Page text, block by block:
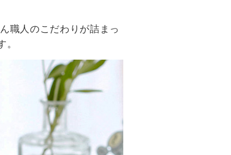
職人のこだわりが詰まっ
。